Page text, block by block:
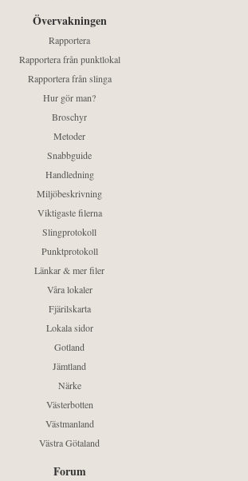
Övervakningen
Rapportera
Rapportera från punktlokal
Rapportera från slinga
Hur gör man?
Broschyr
Metoder
Snabbguide
Handledning
Miljöbeskrivning
Viktigaste filerna
Slingprotokoll
Punktprotokoll
Länkar & mer filer
Våra lokaler
Fjärilskarta
Lokala sidor
Gotland
Jämtland
Närke
Västerbotten
Västmanland
Västra Götaland
Forum